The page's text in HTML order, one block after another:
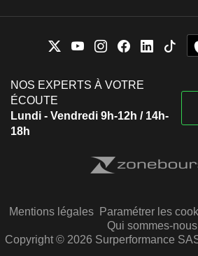
NOS EXPERTS À VOTRE
ÉCOUTE
Lundi - Vendredi 9h-12h / 14h-
18h
Mentions légales Paramétrer les
Qui sommes-
Copyright © 2026 Surperformance